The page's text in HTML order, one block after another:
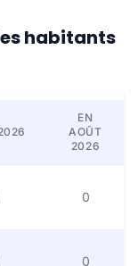
habitants
EN
AOÛT
2026
0
0